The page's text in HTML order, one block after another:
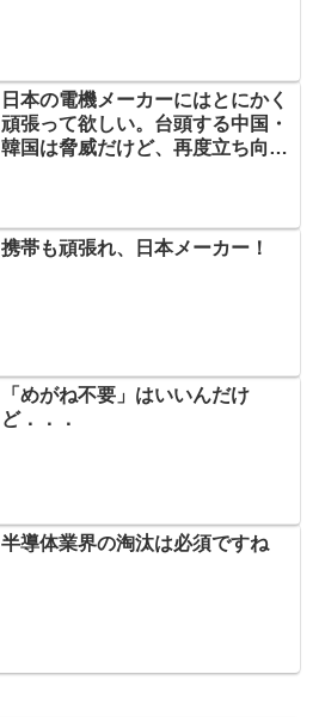
日本の電機メーカーにはとにかく
頑張って欲しい。台頭する中国・
韓国は脅威だけど、再度立ち向か
携帯も頑張れ、日本メーカー！
「めがね不要」はいいんだけ
ど．．．
半導体業界の淘汰は必須ですね